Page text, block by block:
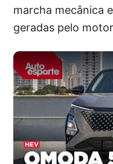
marcha mecânica
geradas pelo